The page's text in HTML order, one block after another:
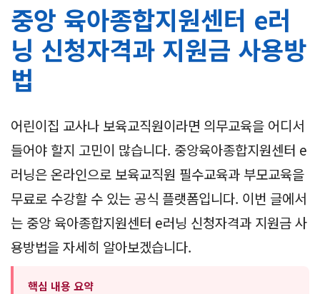
중앙 육아종합지원센터 e러
닝 신청자격과 지원금 사용방
법
어린이집 교사나 보육교직원이라면 의무교육을 어디서
들어야 할지 고민이 많습니다. 중앙육아종합지원센터 e
러닝은 온라인으로 보육교직원 필수교육과 부모교육을
무료로 수강할 수 있는 공식 플랫폼입니다. 이번 글에서
는 중앙 육아종합지원센터 e러닝 신청자격과 지원금 사
용방법을 자세히 알아보겠습니다.
핵심 내용 요약